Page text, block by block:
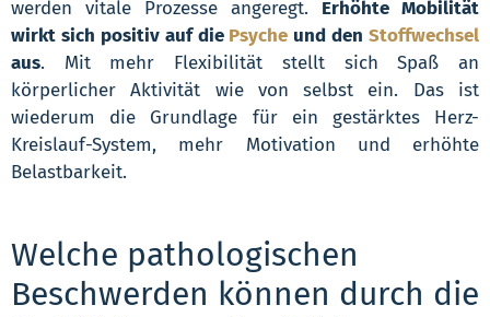
werden vitale Prozesse angeregt. Erhöhte Mobilität
wirkt sich positiv auf die Psyche und den Stoffwechsel
aus. Mit mehr Flexibilität stellt sich Spaß an
körperlicher Aktivität wie von selbst ein. Das ist
wiederum die Grundlage für ein gestärktes Herz-
Kreislauf-System, mehr Motivation und erhöhte
Belastbarkeit.
Welche pathologischen
Beschwerden können durch die